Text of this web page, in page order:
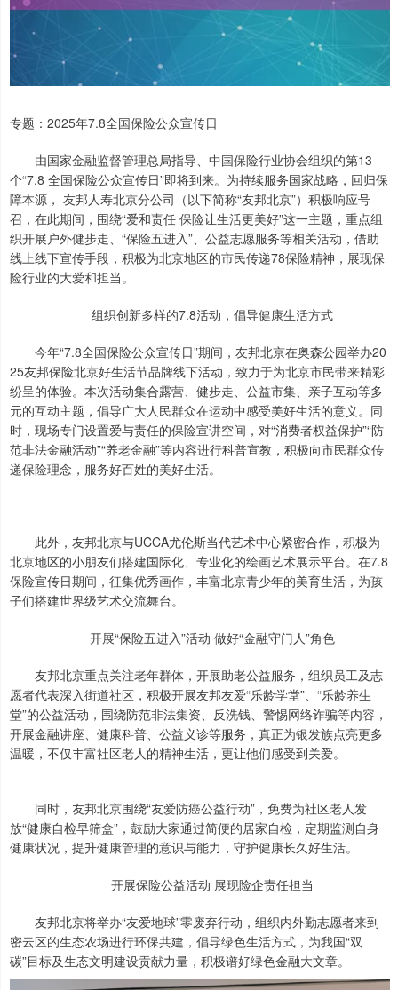
专题：2025年7.8全国保险公众宣传日
由国家金融监督管理总局指导、中国保险行业协会组织的第13
个“7.8 全国保险公众宣传日”即将到来。为持续服务国家战略，回归保
障本源， 友邦人寿北京分公司（以下简称“友邦北京”）积极响应号
召，在此期间，围绕“爱和责任 保险让生活更美好”这一主题，重点组
织开展户外健步走、“保险五进入”、公益志愿服务等相关活动，借助
线上线下宣传手段，积极为北京地区的市民传递78保险精神，展现保
险行业的大爱和担当。
组织创新多样的7.8活动，倡导健康生活方式
今年“7.8全国保险公众宣传日”期间，友邦北京在奥森公园举办20
25友邦保险北京好生活节品牌线下活动，致力于为北京市民带来精彩
纷呈的体验。本次活动集合露营、健步走、公益市集、亲子互动等多
元的互动主题，倡导广大人民群众在运动中感受美好生活的意义。同
时，现场专门设置爱与责任的保险宣讲空间，对“消费者权益保护”“防
范非法金融活动”“养老金融”等内容进行科普宣教，积极向市民群众传
递保险理念，服务好百姓的美好生活。
此外，友邦北京与UCCA尤伦斯当代艺术中心紧密合作，积极为
北京地区的小朋友们搭建国际化、专业化的绘画艺术展示平台。在7.8
保险宣传日期间，征集优秀画作，丰富北京青少年的美育生活，为孩
子们搭建世界级艺术交流舞台。
开展“保险五进入”活动 做好“金融守门人”角色
友邦北京重点关注老年群体，开展助老公益服务，组织员工及志
愿者代表深入街道社区，积极开展友邦友爱“乐龄学堂”、“乐龄养生
堂”的公益活动，围绕防范非法集资、反洗钱、警惕网络诈骗等内容，
开展金融讲座、健康科普、公益义诊等服务，真正为银发族点亮更多
温暖，不仅丰富社区老人的精神生活，更让他们感受到关爱。
同时，友邦北京围绕“友爱防癌公益行动”，免费为社区老人发
放“健康自检早筛盒”，鼓励大家通过简便的居家自检，定期监测自身
健康状况，提升健康管理的意识与能力，守护健康长久好生活。
开展保险公益活动 展现险企责任担当
友邦北京将举办“友爱地球”零废弃行动，组织内外勤志愿者来到
密云区的生态农场进行环保共建，倡导绿色生活方式，为我国“双
碳”目标及生态文明建设贡献力量，积极谱好绿色金融大文章。